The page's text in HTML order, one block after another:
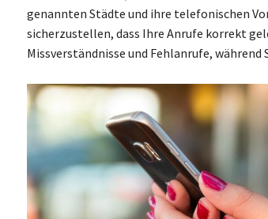
genannten Städte und ihre telefonischen
sicherzustellen, dass Ihre Anrufe korrekt
Missverständnisse und Fehlanrufe,